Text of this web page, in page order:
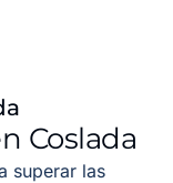
Coslada
superar las